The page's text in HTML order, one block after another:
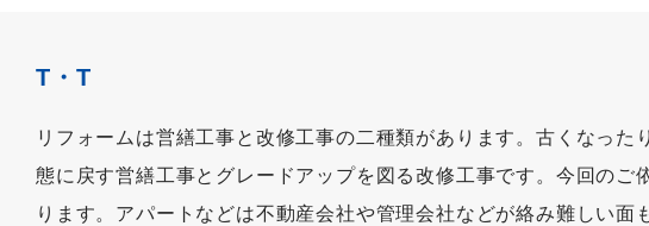
T・T
リフォームは営繕工事と改修工事の二種類があります。古くなった
態に戻す営繕工事とグレードアップを図る改修工事です。今回のご
ります。アパートなどは不動産会社や管理会社などが絡み難しい面